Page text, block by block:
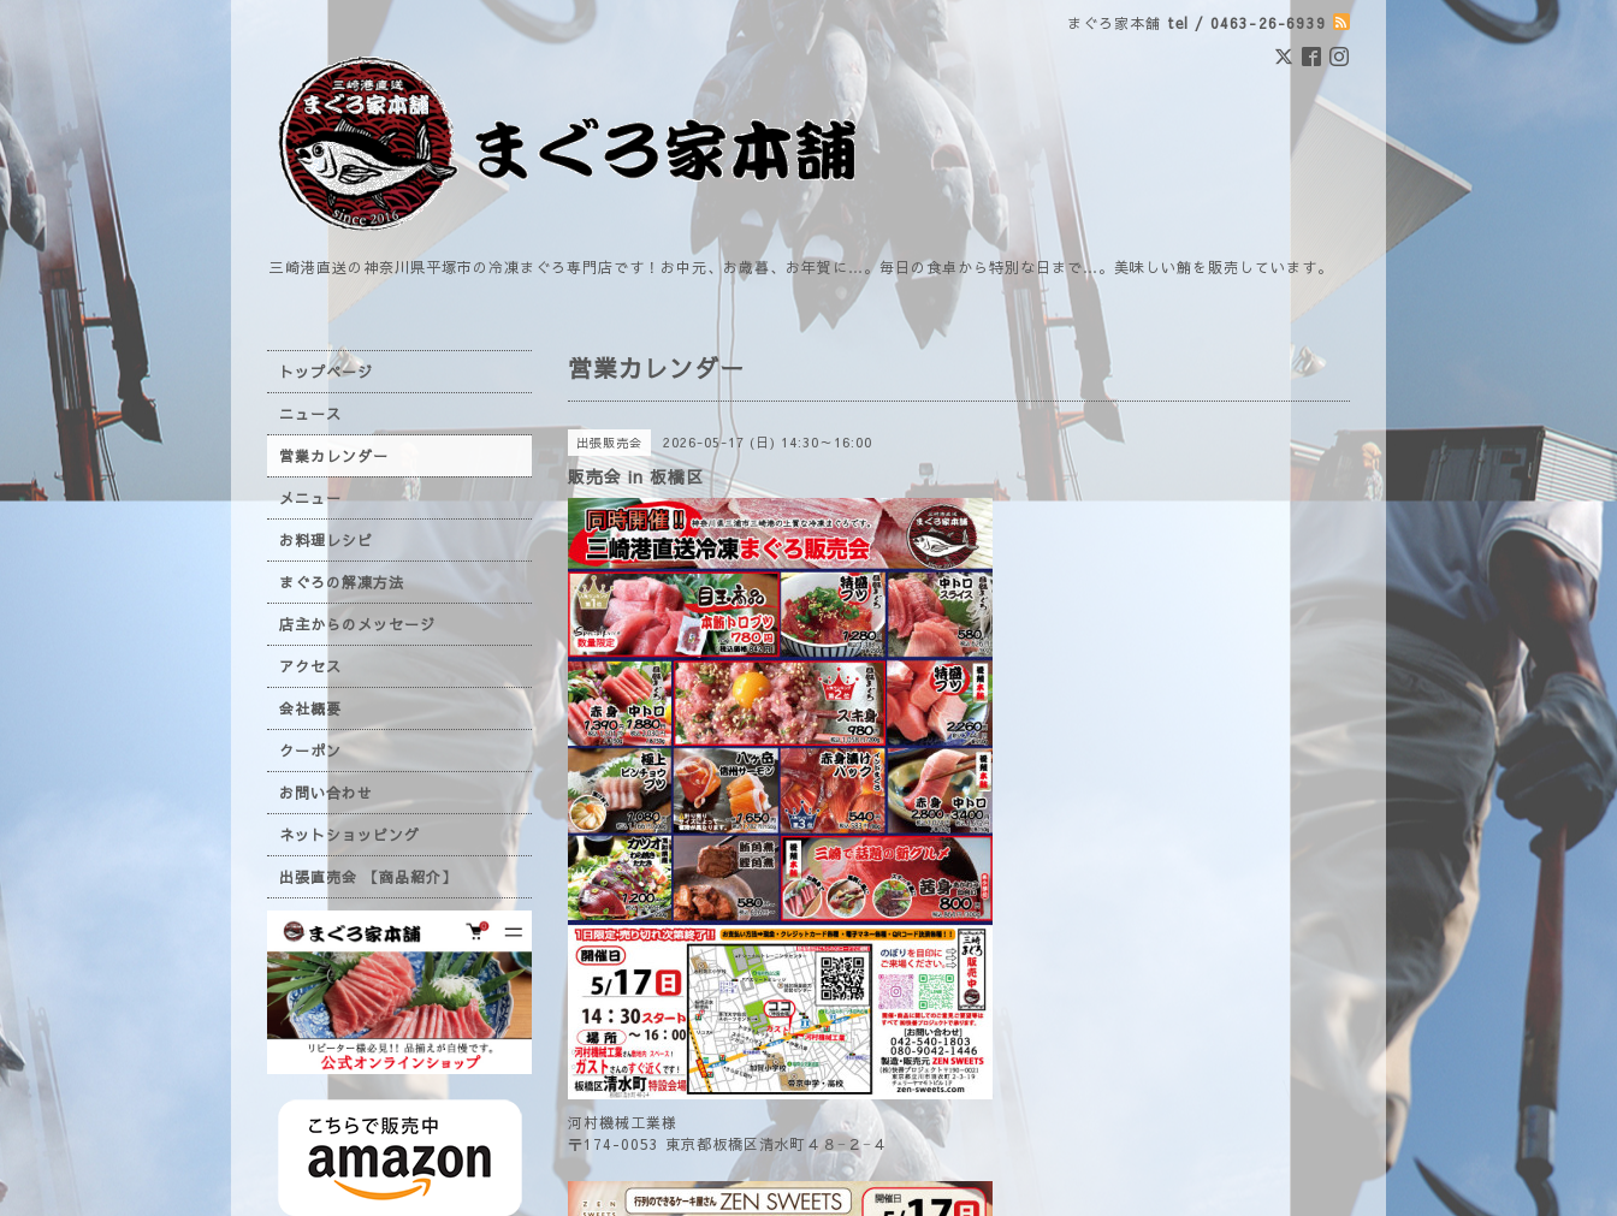
まぐろ家本舗 tel / 0463-26-6939
三崎港直送の神奈川県平塚市の冷凍まぐろ専門店です！お中元、お歳暮、お年賀に…。毎日の食卓から特別な日まで…。美味しい鮪を販売しています。
営業カレンダー
出張販売会 2026-05-17 (日) 14:30～16:00
販売会 in 板橋区
河村機械工業様
〒174-0053 東京都板橋区清水町４８−２−４
トップページ
ニュース
営業カレンダー
メニュー
お料理レシピ
まぐろの解凍方法
店主からのメッセージ
アクセス
会社概要
クーポン
お問い合わせ
ネットショッピング
出張直売会 【商品紹介】